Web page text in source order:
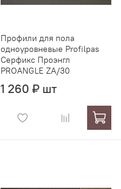
Профили для пола
одноуровневые Profilpas
Серфикс Проэнгл
PROANGLE ZA/30
1 260 ₽ шт